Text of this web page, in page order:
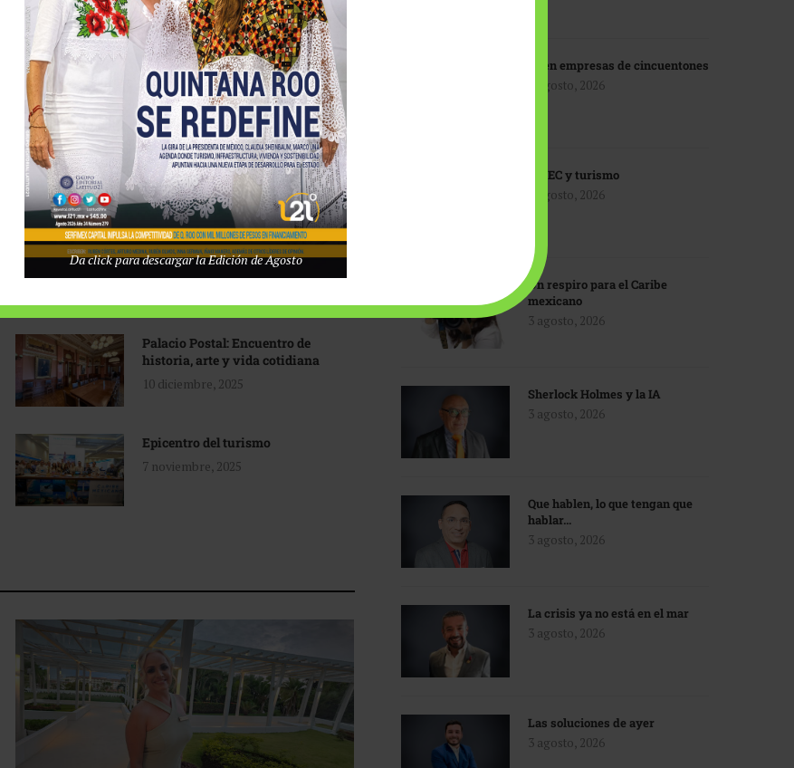
Tecnológico de Monterrey
3 agosto, 2026
Promoción turística con visión
1 abril, 2026
Industria global en
reconfiguración
31 marzo, 2026
Palacio Postal: Encuentro de
historia, arte y vida cotidiana
10 diciembre, 2025
Epicentro del turismo
7 noviembre, 2025
IA en empresas de cincuentones
3 agosto, 2026
TMEC y turismo
3 agosto, 2026
Un respiro para el Caribe
mexicano
3 agosto, 2026
Sherlock Holmes y la IA
3 agosto, 2026
Que hablen, lo que tengan que
hablar…
3 agosto, 2026
La crisis ya no está en el mar
3 agosto, 2026
Las soluciones de ayer
3 agosto, 2026
Da click para descargar la Edición de Agosto